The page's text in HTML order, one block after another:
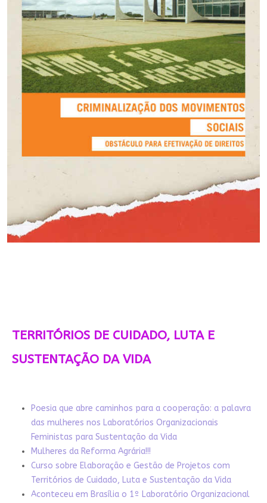
TERRITÓRIOS DE CUIDADO, LUTA E
SUSTENTAÇÃO DA VIDA
Poesia que abre caminhos para a cooperação: a palavra
das mulheres nos Laboratórios Organizacionais
Feministas para Sustentação da Vida
Mulheres da Reforma Agrária!!!
Curso sobre Elaboração e Gestão de Projetos com
Territórios de Cuidado, Luta e Sustentação da Vida
Aconteceu em Brasília o 1º Laboratório Organizacional